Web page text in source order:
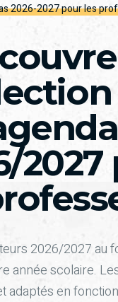
2026-2027 pour les
2027
2026/2027 au
année scolaire.
adaptés en